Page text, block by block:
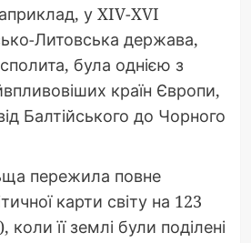
у XIV-XVI
Литовська держава,
була однією з
країн Європи,
Балтійського до Чорного
пережила повне
карти світу на 123
її землі були поділені